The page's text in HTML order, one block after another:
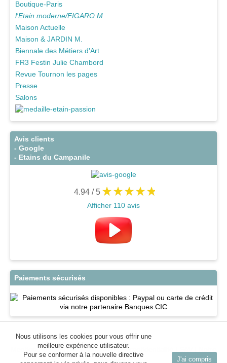
Boutique-Paris
l'Etain moderne/FIGARO M
Maison Actuelle
Maison & JARDIN M.
Biennale des Métiers d'Art
FR3 Festin Julie Chambord
Revue Tournon les pages
Presse
Salons
Avis clients
- Google
- Etains du Campanile
4.94/ 5
Afficher 110 avis
Paiements sécurisés
Mentions légales |Mentions RGPD - confidentialité
Histoire
Nous utilisons les cookies pour vous offrir une
meilleure expérience utilisateur.
Pour se conformer à la nouvelle directive
J'ai compris